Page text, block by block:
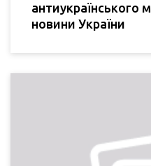
антиукраїнського
новини України